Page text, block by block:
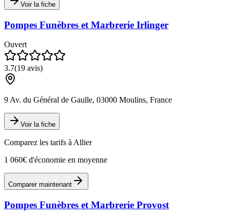
Voir la fiche
Pompes Funèbres et Marbrerie Irlinger
Ouvert
3.7(19 avis)
9 Av. du Général de Gaulle, 03000 Moulins, France
Voir la fiche
Comparez les tarifs àAllier
1 060€ d'économie en moyenne
Comparer maintenant
Pompes Funèbres et Marbrerie Provost